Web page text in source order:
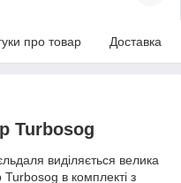
про товар Доставка
Turbosog
виділяється велика
Turbosog в комплекті з